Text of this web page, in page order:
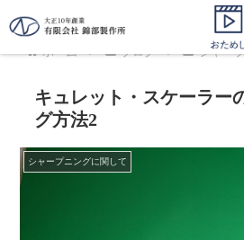
ホーム ブログ シャー
キュレット・スケーラー
グ方法2
シャープニングに関して